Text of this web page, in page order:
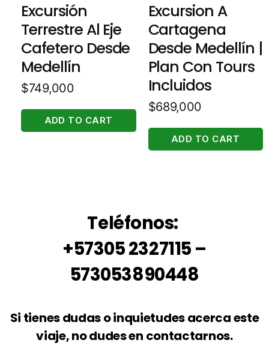
Excursión
Terrestre Al Eje
Cafetero Desde
Medellín
$749,000
ADD TO CART
Excursion A
Cartagena
Desde Medellín |
Plan Con Tours
Incluidos
$689,000
ADD TO CART
Teléfonos:
+57305 2327115 –
573053890448
Si tienes dudas o inquietudes acerca este
viaje, no dudes en contactarnos.